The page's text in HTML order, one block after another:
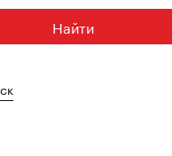
Найти